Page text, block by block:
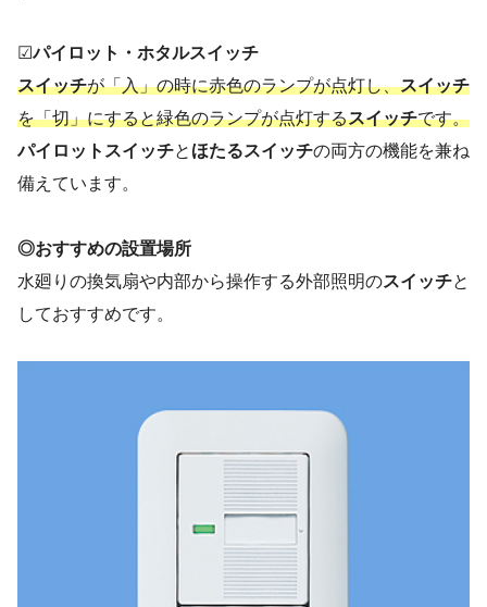
☑パイロット・ホタルスイッチ
スイッチが「入」の時に赤色のランプが点灯し、スイッチ
を「切」にすると緑色のランプが点灯するスイッチです。
パイロットスイッチと ほたるスイッチの両方の機能を兼ね
備えています。
◎おすすめの設置場所
水廻りの換気扇や内部から操作する外部照明のスイッチと
しておすすめです。